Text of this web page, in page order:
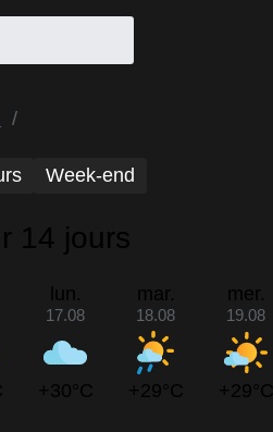
Week-end
14 jours
lun.
17.08
+30°C
mar.
18.08
+29°C
mer.
19.08
+29°C